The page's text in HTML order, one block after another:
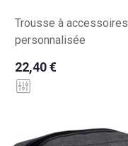
Trousse à accessoires
personnalisée
22,40 €